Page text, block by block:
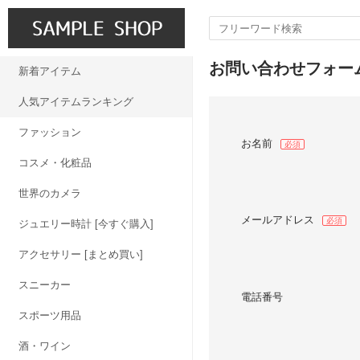
新着アイテム
人気アイテムランキング
ファッション
コスメ・化粧品
世界のカメラ
ジュエリー時計 [今すぐ購入]
アクセサリー [まとめ買い]
スニーカー
スポーツ用品
酒・ワイン
お問い合わせフォー
お名前 必須
メールアドレス 必須
電話番号